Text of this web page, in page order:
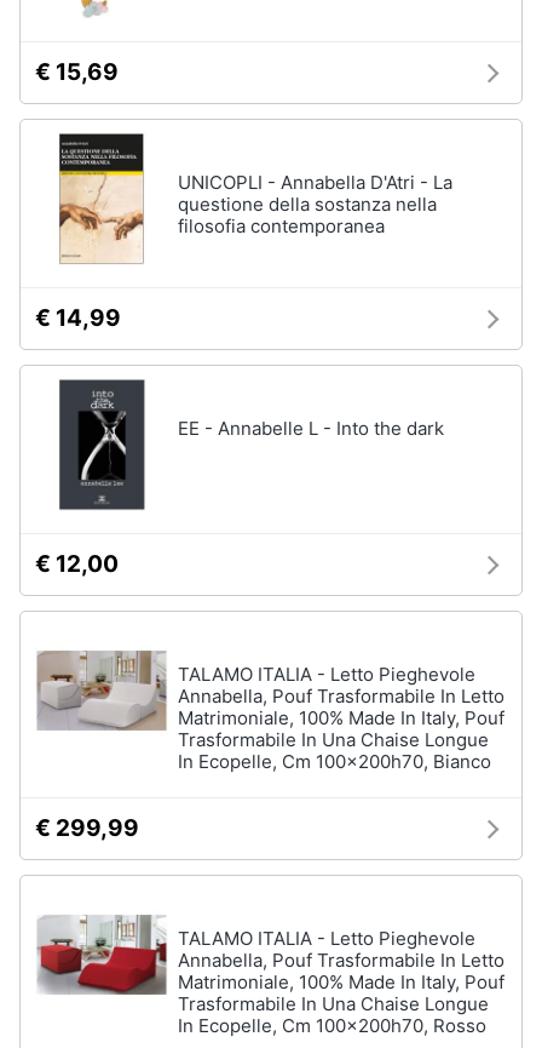
€ 15,69
UNICOPLI - Annabella D'Atri - La
questione della sostanza nella
filosofia contemporanea
€ 14,99
EE - Annabelle L - Into the dark
€ 12,00
TALAMO ITALIA - Letto Pieghevole
Annabella, Pouf Trasformabile In Letto
Matrimoniale, 100% Made In Italy, Pouf
Trasformabile In Una Chaise Longue
In Ecopelle, Cm 100x200h70, Bianco
€ 299,99
TALAMO ITALIA - Letto Pieghevole
Annabella, Pouf Trasformabile In Letto
Matrimoniale, 100% Made In Italy, Pouf
Trasformabile In Una Chaise Longue
In Ecopelle, Cm 100x200h70, Rosso